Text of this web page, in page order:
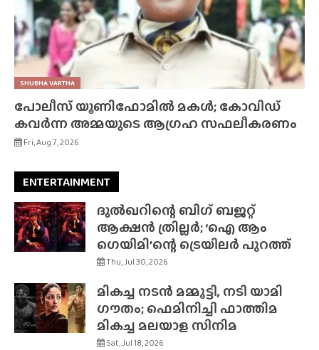
SHUBHA VARTHA
പോലീസ് യൂണിഫോമിൽ മകൾ; കോവിഡ്
കവർന്ന അമ്മയുടെ ആഗ്രഹ സഫലീകരണം
Fri, Aug 7, 2026
ENTERTAINMENT
ദുൽഖറിന്റെ ബിഗ് ബജറ്റ്
ആക്ഷൻ ത്രില്ലർ; ‘ഐ ആം
ഗെയിമി’ന്റെ ട്രെയിലർ പുറത്ത്
Thu, Jul 30, 2026
മികച്ച നടൻ മമ്മൂട്ടി, നടി യാമി
ഗൗതം; ഫെമിനിച്ചി ഫാത്തിമ
മികച്ച മലയാള സിനിമ
Sat, Jul 18, 2026